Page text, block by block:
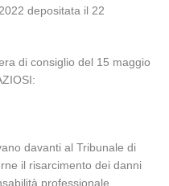
depositata il 22
di consiglio del 15 maggio
davanti al Tribunale di
il risarcimento dei danni
professionale,